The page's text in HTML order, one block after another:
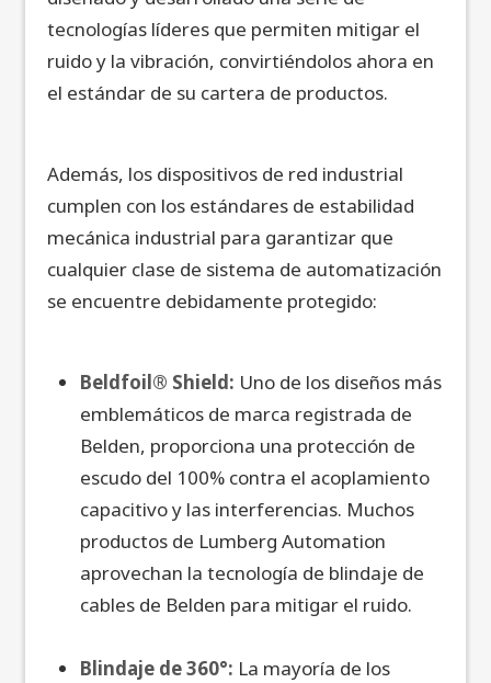
tecnologías líderes que permiten mitigar el
ruido y la vibración, convirtiéndolos ahora en
el estándar de su cartera de productos.
Además, los dispositivos de red industrial
cumplen con los estándares de estabilidad
mecánica industrial para garantizar que
cualquier clase de sistema de automatización
se encuentre debidamente protegido:
Beldfoil® Shield: Uno de los diseños más
emblemáticos de marca registrada de
Belden, proporciona una protección de
escudo del 100% contra el acoplamiento
capacitivo y las interferencias. Muchos
productos de Lumberg Automation
aprovechan la tecnología de blindaje de
cables de Belden para mitigar el ruido.
Blindaje de 360°: La mayoría de los